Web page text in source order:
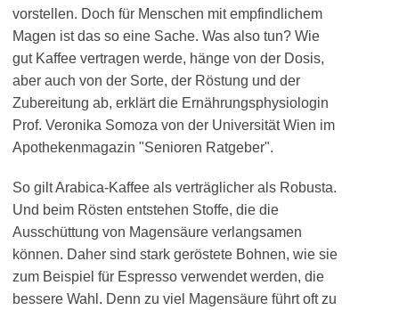
vorstellen. Doch für Menschen mit empfindlichem
Magen ist das so eine Sache. Was also tun? Wie
gut Kaffee vertragen werde, hänge von der Dosis,
aber auch von der Sorte, der Röstung und der
Zubereitung ab, erklärt die Ernährungsphysiologin
Prof. Veronika Somoza von der Universität Wien im
Apothekenmagazin "Senioren Ratgeber".
So gilt Arabica-Kaffee als verträglicher als Robusta.
Und beim Rösten entstehen Stoffe, die die
Ausschüttung von Magensäure verlangsamen
können. Daher sind stark geröstete Bohnen, wie sie
zum Beispiel für Espresso verwendet werden, die
bessere Wahl. Denn zu viel Magensäure führt oft zu